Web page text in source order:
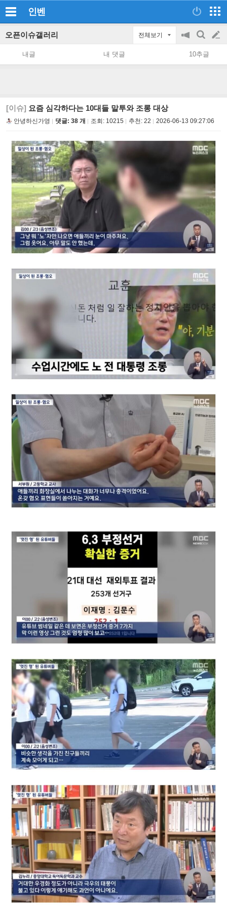
인벤
오픈이슈갤러리 전체보기
공
지
on/off
검
색
글
쓰
내글 내 댓글 10추글
[이슈] 요즘 심각하다는 10대들 말투와 조롱 대상
안녕하신가영 댓글: 38 개 조회: 10215 추천: 22 2026-06-13 09:27:06